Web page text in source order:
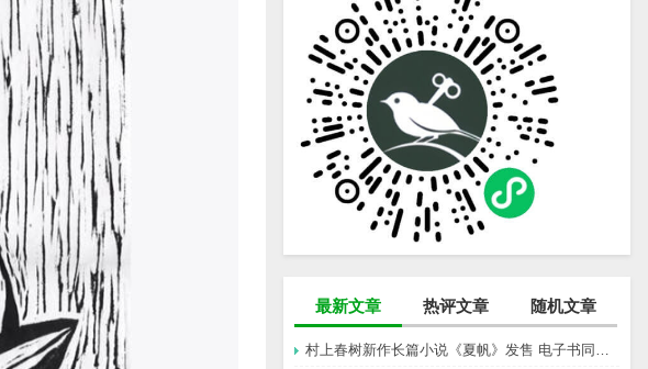
最新文章 热评文章 随机文章